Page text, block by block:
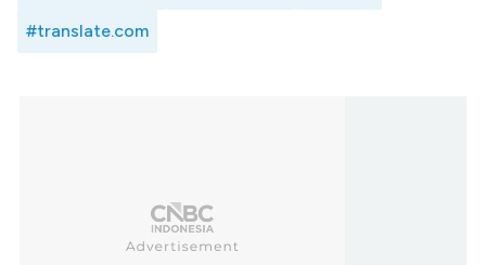
#translate.com